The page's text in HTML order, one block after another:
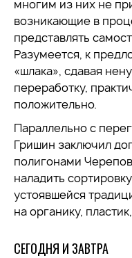
многим из них не
возникающие в
представлять
Разумеется, к
«шлака», сдавая
переработку,
положительно.
Параллельно с
Гришин заключил
полигонами
наладить
устоявшейся
на органику,
СЕГОДНЯ И ЗАВТРА